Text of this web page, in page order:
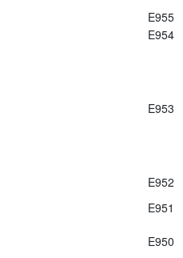
E955
E954
E953
E952
E951
E950